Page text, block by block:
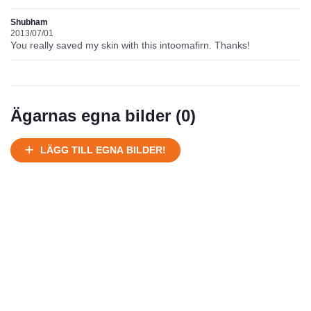
Shubham
2013/07/01
You really saved my skin with this intoomafirn. Thanks!
Ägarnas egna bilder (0)
LÄGG TILL EGNA BILDER!